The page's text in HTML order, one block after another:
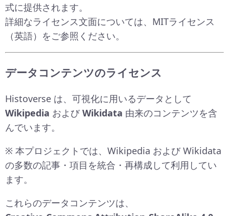
式に提供されます。
詳細なライセンス文面については、MITライセンス
（英語）をご参照ください。
データコンテンツのライセンス
Histoverse は、可視化に用いるデータとして
Wikipedia およびWikidata 由来のコンテンツを含
んでいます。
※ 本プロジェクトでは、Wikipedia および Wikidata
の多数の記事・項目を統合・再構成して利用してい
ます。
これらのデータコンテンツは、